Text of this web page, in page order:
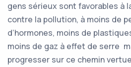
gens sérieux sont favorables à
contre la pollution, à moins de
d’hormones, moins de
moins de gaz à effet de serre
progresser sur ce chemin